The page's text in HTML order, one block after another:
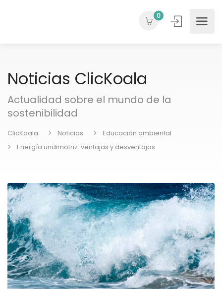
0
Noticias ClicKoala
Actualidad sobre el mundo de la
sostenibilidad
ClicKoala Noticias
Educación ambiental
Energía undimotriz: ventajas y desventajas